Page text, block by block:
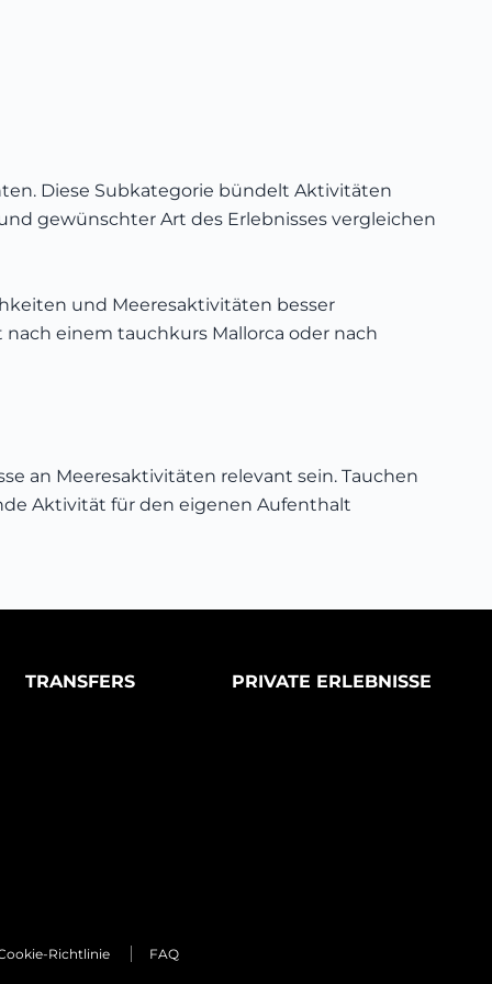
Diese Subkategorie bündelt Aktivitäten
gewünschter Art des Erlebnisses vergleichen
und Meeresaktivitäten besser
einem tauchkurs Mallorca oder nach
an Meeresaktivitäten relevant sein. Tauchen
Aktivität für den eigenen Aufenthalt
TRANSFERS PRIVATE ERLEBNISSE
Richtlinie FAQ